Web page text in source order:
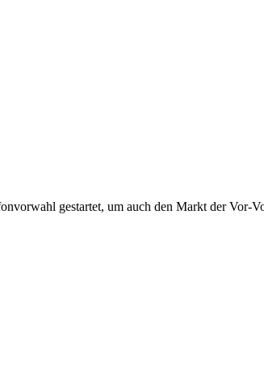
gestartet, um auch den Markt der